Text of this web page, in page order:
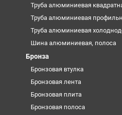
Труба алюминиевая
Труба алюминиевая
Труба алюминиевая
Шина алюминиевая, полоса
Бронза
Бронзовая втулка
Бронзовая лента
Бронзовая плита
Бронзовая полоса